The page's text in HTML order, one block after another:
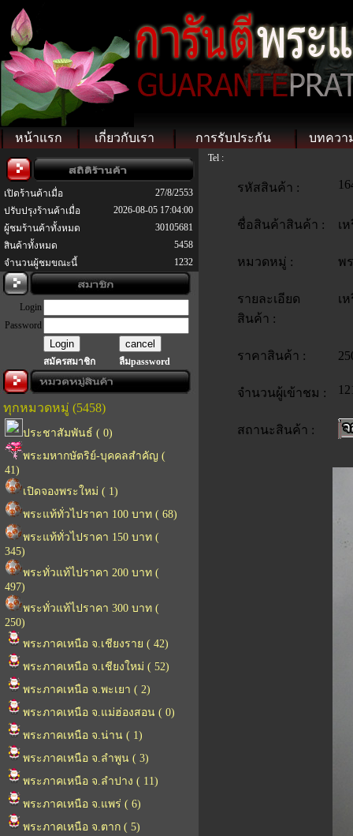
หน้าแรก เกี่ยวกับเรา การรับประกัน บทควา
เปิดร้านค้าเมื่อ
27/8/2553
ปรับปรุงร้านค้าเมื่อ
2026-08-05 17:04:00
ผู้ชมร้านค้าทั้งหมด
30105681
สินค้าทั้งหมด
5458
จำนวนผู้ชมขณะนี้
1232
Login
Password
สมัครสมาชิก ลืมpassword
ทุกหมวดหมู่ (5458)
ประชาสัมพันธ์ ( 0)
พระมหากษัตริย์-บุคคลสำคัญ (
41)
เปิดจองพระใหม่ ( 1)
พระแท้ทั่วไปราคา 100 บาท ( 68)
พระแท้ทั่วไปราคา 150 บาท (
345)
พระทั่วแท้ไปราคา 200 บาท (
497)
พระทั่วแท้ไปราคา 300 บาท (
250)
พระภาคเหนือ จ.เชียงราย ( 42)
พระภาคเหนือ จ.เชียงใหม่ ( 52)
พระภาคเหนือ จ.พะเยา ( 2)
พระภาคเหนือ จ.แม่ฮ่องสอน ( 0)
พระภาคเหนือ จ.น่าน ( 1)
พระภาคเหนือ จ.ลำพูน ( 3)
พระภาคเหนือ จ.ลำปาง ( 11)
พระภาคเหนือ จ.แพร่ ( 6)
พระภาคเหนือ จ.ตาก ( 5)
Tel :
รหัสสินค้า :
ชื่อสินค้าสินค้า : เ
หมวดหมู่ : พ
รายละเอียด
สินค้า :
เ
ราคาสินค้า :
จำนวนผู้เข้าชม :
สถานะสินค้า :